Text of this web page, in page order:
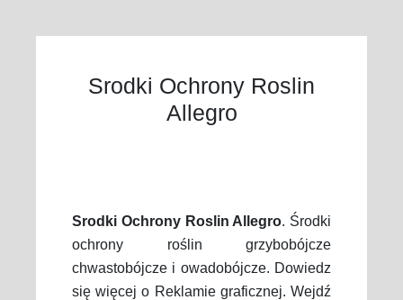
Srodki Ochrony Roslin
Allegro
Srodki Ochrony Roslin Allegro. Środki
ochrony roślin grzybobójcze
chwastobójcze i owadobójcze. Dowiedz
się więcej o Reklamie graficznej. Wejdź